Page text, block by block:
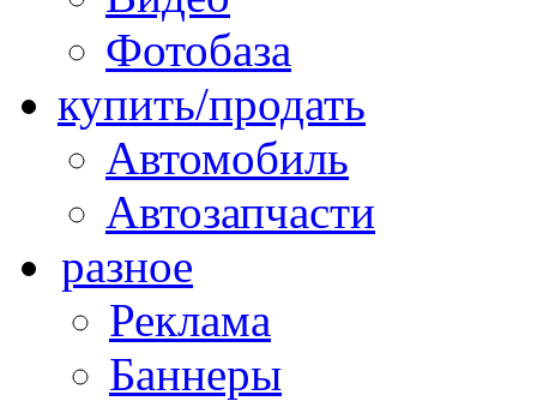
Фотобаза
купить/продать
Автомобиль
Автозапчасти
разное
Реклама
Баннеры